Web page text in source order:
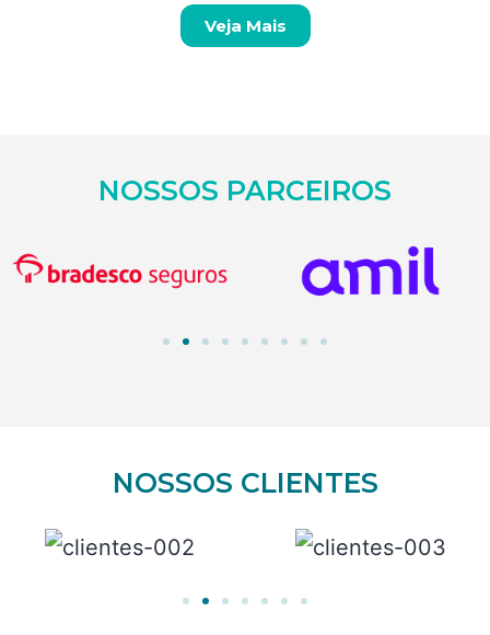
Veja Mais
NOSSOS PARCEIROS
NOSSOS CLIENTES